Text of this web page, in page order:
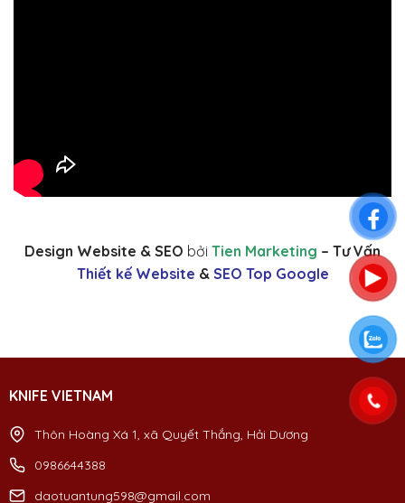
Design Website & SEO bởi Tien Marketing – Tư Vấn
Thiết kế Website & SEO Top Google
KNIFE VIETNAM
Thôn Hoàng Xá 1, xã Quyết Thắng, Hải Dương
0986644388
daotuantung598@gmail.com